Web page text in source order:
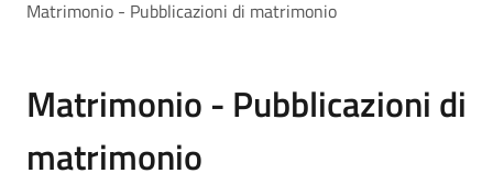
Matrimonio - Pubblicazioni di matrimonio
Matrimonio - Pubblicazioni di
matrimonio